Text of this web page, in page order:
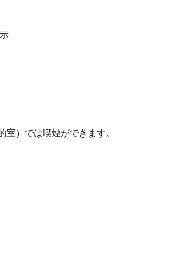
）では喫煙ができます。